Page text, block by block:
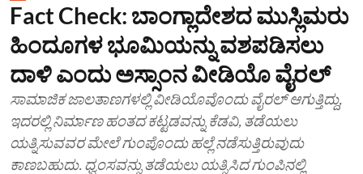
Fact Check: ಬಾಂಗ್ಲಾದೇಶದ ಮುಸ್ಲಿಮರು
ಹಿಂದೂಗಳ ಭೂಮಿಯನ್ನು ವಶಪಡಿಸಲು
ದಾಳಿ ಎಂದು ಅಸ್ಸಾಂನ ವೀಡಿಯೊ ವೈರಲ್
ಸಾಮಾಜಿಕ ಜಾಲತಾಣಗಳಲ್ಲಿ ವೀಡಿಯೊವೊಂದು ವೈರಲ್ ಆಗುತ್ತಿದ್ದು,
ಇದರಲ್ಲಿ ನಿರ್ಮಾಣ ಹಂತದ ಕಟ್ಟಡವನ್ನು ಕೆಡವಿ, ತಡೆಯಲು
ಯತ್ನಿಸುವವರ ಮೇಲೆ ಗುಂಪೊಂದು ಹಲ್ಲೆ ನಡೆಸುತ್ತಿರುವುದು
ಕಾಣಬಹುದು. ಧ್ವಂಸವನ್ನು ತಡೆಯಲು ಯತ್ನಿಸಿದ ಗುಂಪಿನಲ್ಲಿ